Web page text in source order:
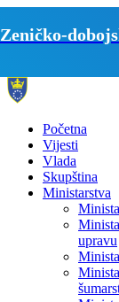
Zeničko-
Početna
Vijesti
Vlada
Skupština
Ministarstva
upravu